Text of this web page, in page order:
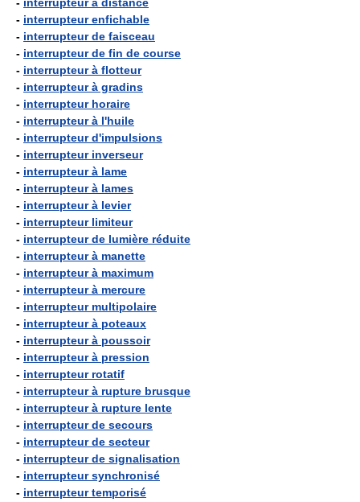
- interrupteur enfichable
- interrupteur de faisceau
- interrupteur de fin de course
- interrupteur à flotteur
- interrupteur à gradins
- interrupteur horaire
- interrupteur à l'huile
- interrupteur d'impulsions
- interrupteur inverseur
- interrupteur à lame
- interrupteur à lames
- interrupteur à levier
- interrupteur limiteur
- interrupteur de lumière réduite
- interrupteur à manette
- interrupteur à maximum
- interrupteur à mercure
- interrupteur multipolaire
- interrupteur à poteaux
- interrupteur à poussoir
- interrupteur à pression
- interrupteur rotatif
- interrupteur à rupture brusque
- interrupteur à rupture lente
- interrupteur de secours
- interrupteur de secteur
- interrupteur de signalisation
- interrupteur synchronisé
- interrupteur temporisé